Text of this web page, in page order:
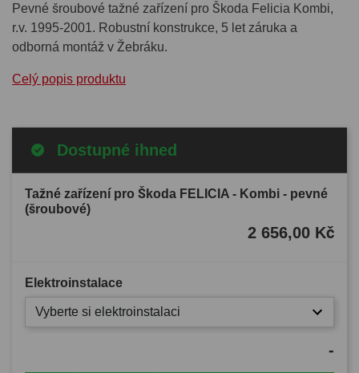
Pevné šroubové tažné zařízení pro Škoda Felicia Kombi,
r.v. 1995-2001. Robustní konstrukce, 5 let záruka a
odborná montáž v Žebráku.
Celý popis produktu
Dostupné ihned
Tažné zařízení pro Škoda FELICIA - Kombi - pevné
(šroubové)
2 656,00 Kč
Elektroinstalace
Vyberte si elektroinstalaci
-